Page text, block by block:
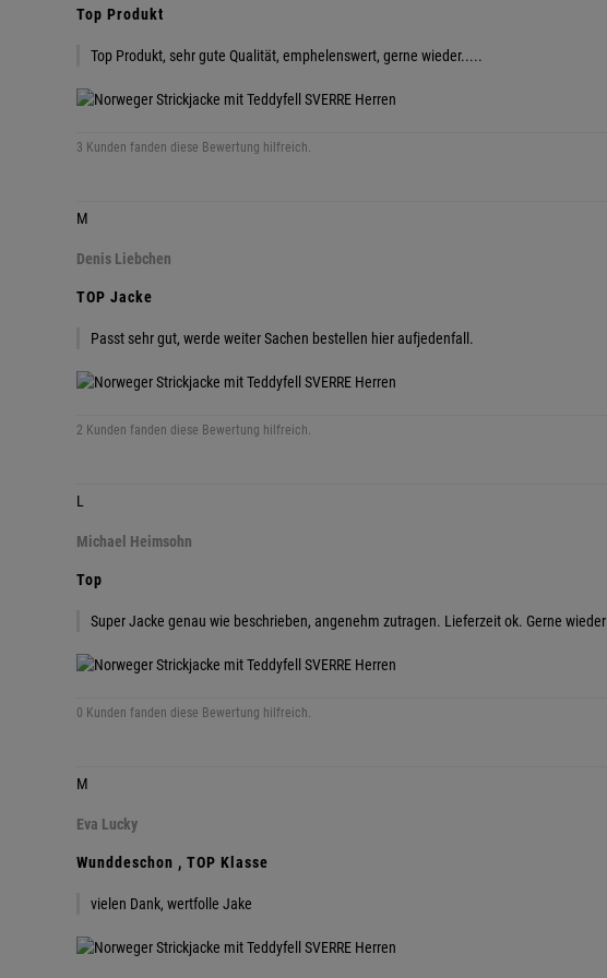
Top Produkt
Top Produkt, sehr gute Qualität, emphelenswert, gerne wieder.....
3 Kunden fanden diese Bewertung hilfreich.
M
Denis Liebchen
TOP Jacke
Passt sehr gut, werde weiter Sachen bestellen hier aufjedenfall.
2 Kunden fanden diese Bewertung hilfreich.
L
Michael Heimsohn
Top
Super Jacke genau wie beschrieben, angenehm zutragen. Lieferzeit ok. Gerne wieder
0 Kunden fanden diese Bewertung hilfreich.
M
Eva Lucky
Wunddeschon , TOP Klasse
vielen Dank, wertfolle Jake